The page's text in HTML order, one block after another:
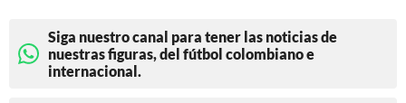
Siga nuestro canal para tener las noticias de
nuestras figuras, del fútbol colombiano e
internacional.